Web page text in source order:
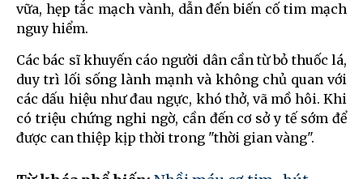
vữa, hẹp tắc mạch vành, dẫn đến biến cố tim mạch
nguy hiểm.
Các bác sĩ khuyến cáo người dân cần từ bỏ thuốc lá,
duy trì lối sống lành mạnh và không chủ quan với
các dấu hiệu như đau ngực, khó thở, vã mồ hôi. Khi
có triệu chứng nghi ngờ, cần đến cơ sở y tế sớm để
được can thiệp kịp thời trong "thời gian vàng".